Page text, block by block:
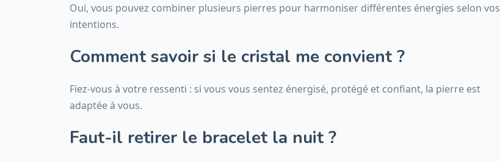
Oui, vous pouvez combiner plusieurs pierres pour harmoniser différentes énergies selon vos
intentions.
Comment savoir si le cristal me convient ?
Fiez-vous à votre ressenti : si vous vous sentez énergisé, protégé et confiant, la pierre est
adaptée à vous.
Faut-il retirer le bracelet la nuit ?